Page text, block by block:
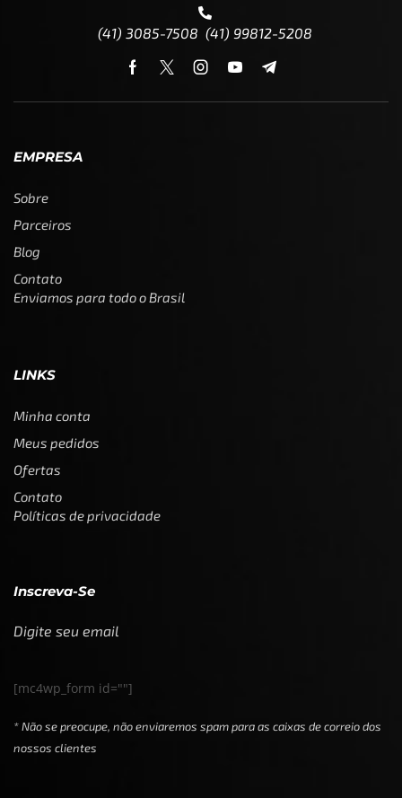
(41) 3085-7508 (41) 99812-5208
EMPRESA
Sobre
Parceiros
Blog
Contato
Enviamos para todo o Brasil
LINKS
Minha conta
Meus pedidos
Ofertas
Contato
Políticas de privacidade
Inscreva-Se
Digite seu email
[mc4wp_form id=""]
* Não se preocupe, não enviaremos spam para as caixas de correio dos
nossos clientes